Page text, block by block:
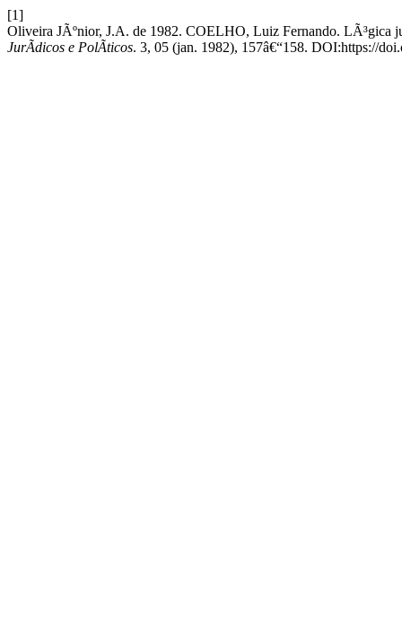
[1]
Oliveira JÃºnior, J.A. de 1982. COELHO, Luiz Fernando. LÃ³gica
JurÃ­dicos e PolÃ­ticos. 3, 05 (jan. 1982), 157â€“158. DOI:https://